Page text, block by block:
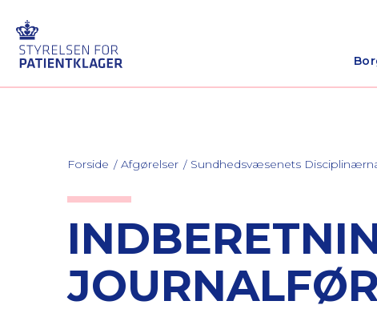
Forside Afgørelser Sundhedsvæsenets